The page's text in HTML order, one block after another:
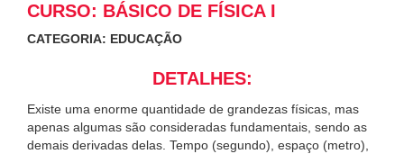
CURSO: BÁSICO DE FÍSICA I
CATEGORIA: EDUCAÇÃO
DETALHES:
Existe uma enorme quantidade de grandezas físicas, mas
apenas algumas são consideradas fundamentais, sendo as
demais derivadas delas. Tempo (segundo), espaço (metro),